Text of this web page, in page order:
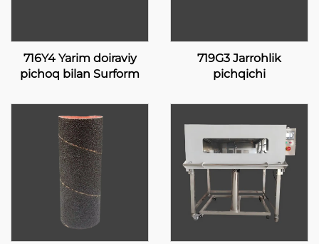
716Y4 Yarim doiraviy
pichoq bilan Surform
719G3 Jarrohlik
pichqichi